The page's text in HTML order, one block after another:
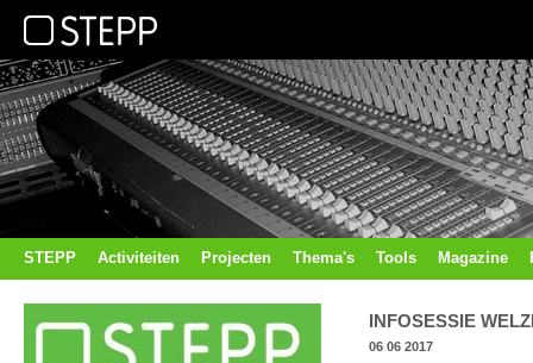
STEPP Activiteiten Projecten Thema's Tools Magazine
INFOSESSIE
06 06 2017